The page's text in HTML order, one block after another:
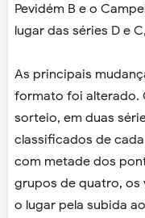
Pevidém B e o
lugar das séries D e
As principais
formato foi alterado.
sorteio, em duas
classificados de
com metade dos
grupos de quatro, os
o lugar pela subida